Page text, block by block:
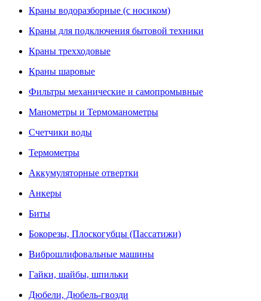
Краны водоразборные (с носиком)
Краны для подключения бытовой техники
Краны трехходовые
Краны шаровые
Фильтры механические и самопромывные
Манометры и Термоманометры
Счетчики воды
Термометры
Аккумуляторные отвертки
Анкеры
Биты
Бокорезы, Плоскогубцы (Пассатижи)
Виброшлифовальные машины
Гайки, шайбы, шпильки
Дюбели, Дюбель-гвозди